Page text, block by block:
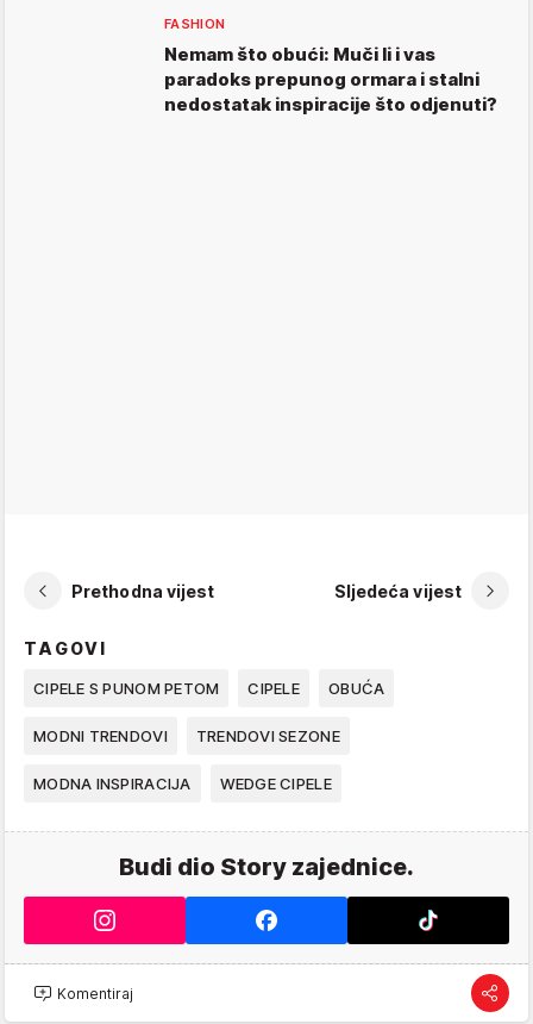
FASHION
Nemam što obući: Muči li i vas
paradoks prepunog ormara i stalni
nedostatak inspiracije što odjenuti?
Prethodna vijest Sljedeća vijest
TAGOVI
CIPELE S PUNOM PETOM CIPELE OBUĆA
MODNI TRENDOVI TRENDOVI SEZONE
MODNA INSPIRACIJA WEDGE CIPELE
Budi dio Story zajednice.
Komentiraj